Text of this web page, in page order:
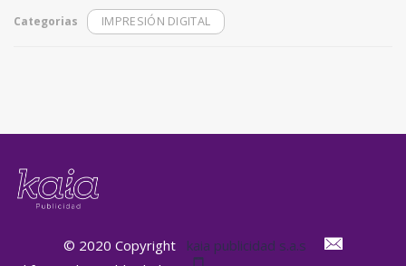
Categorias IMPRESIÓN DIGITAL
© 2020 Copyright
kaia publicidad s.a.s